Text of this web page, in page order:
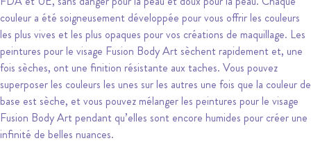
couleur a été soigneusement développée pour vous offrir les couleurs
les plus vives et les plus opaques pour vos créations de maquillage. Les
peintures pour le visage Fusion Body Art sèchent rapidement et, une
fois sèches, ont une finition résistante aux taches. Vous pouvez
superposer les couleurs les unes sur les autres une fois que la couleur de
base est sèche, et vous pouvez mélanger les peintures pour le visage
Fusion Body Art pendant qu’elles sont encore humides pour créer une
infinité de belles nuances.